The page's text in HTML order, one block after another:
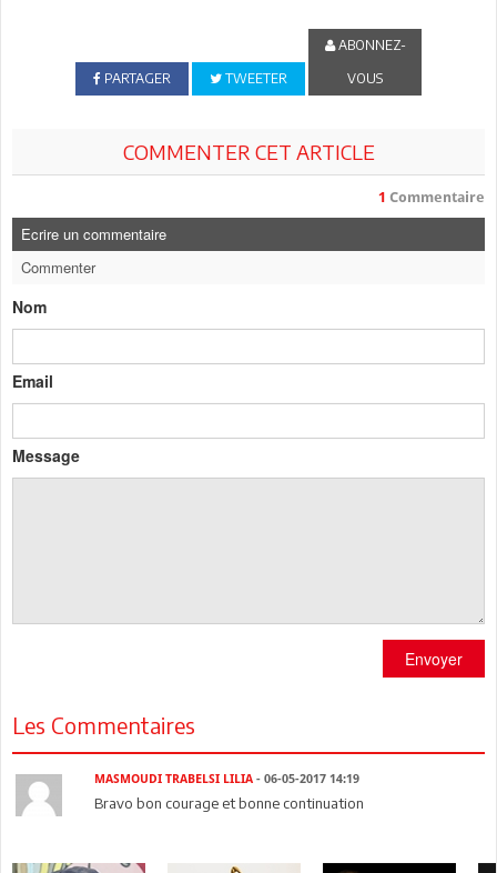
PARTAGER TWEETER
ABONNEZ-
VOUS
COMMENTER CET ARTICLE
1 Commentaire
Ecrire un commentaire
Commenter
Nom
Email
Message
Envoyer
Les Commentaires
MASMOUDI TRABELSI LILIA - 06-05-2017 14:19
Bravo bon courage et bonne continuation